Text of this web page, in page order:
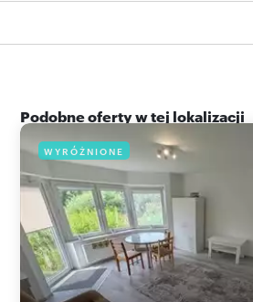
Podobne oferty w tej lokalizacji
WYRÓŻNIONE